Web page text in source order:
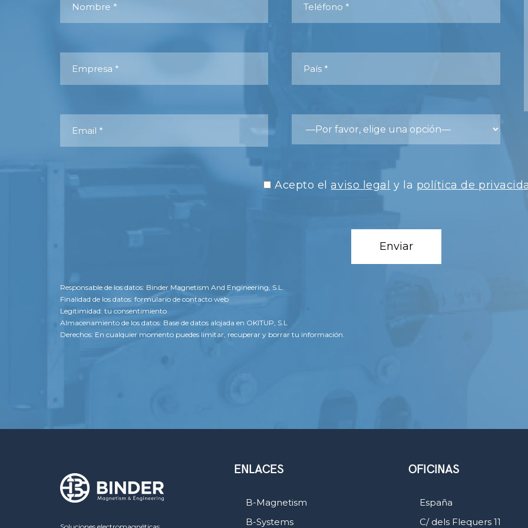
Acepto elaviso legal y la política de
Responsable de los datos: Binder Magnetism And Engineering, S.L.
Finalidad de los datos: formulario de contacto web
Legitimidad: tu consentimiento
Almacenamiento de los datos: Base de datos alojada en OKITUP, S.L
Derechos: En cualquier momento puedes limitar, recuperar y borrar tu información.
ENLACES
B-Magnetism
B-Systems
OFICINAS
España
C/ dels Flequers 11